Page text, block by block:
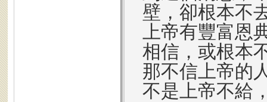
壁，卻根本不
上帝有豐富恩
相信，或根本
那不信上帝的
不是上帝不給